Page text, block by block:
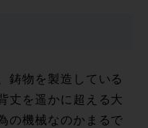
鋳物を製造している
丈を遥かに超える大
の機械なのかまるで